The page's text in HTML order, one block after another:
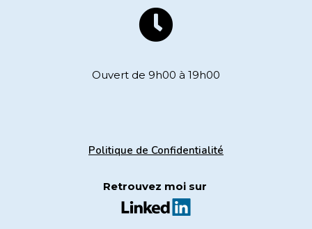
Ouvert de 9h00 à 19h00
Politique de Confidentialité
Retrouvez moi sur